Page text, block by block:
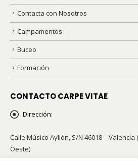
Contacta con Nosotros
Campamentos
Buceo
Formación
CONTACTO CARPE VITAE
Dirección:
Calle Músico Ayllón, S/N 46018 –
Oeste)